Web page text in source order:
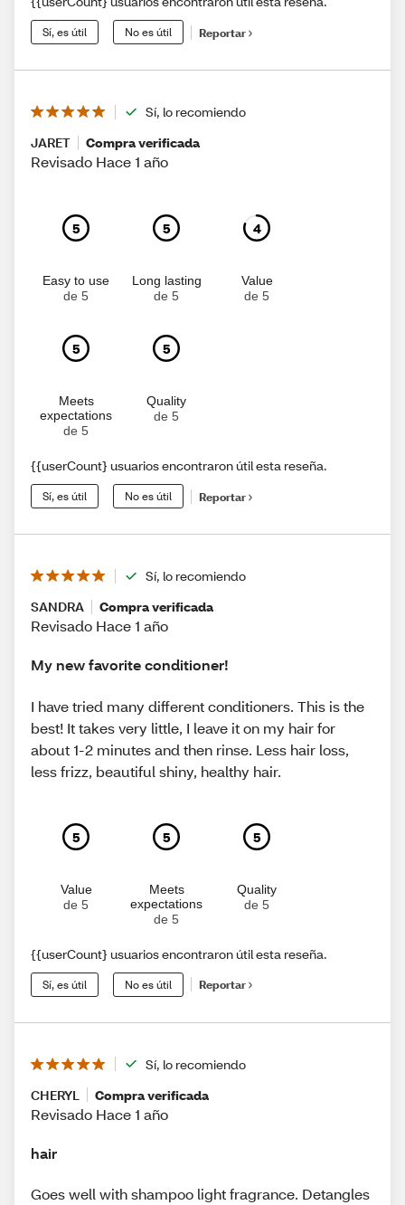
Sí, es útil No es útil Reportar
Sí, lo recomiendo
JARET
Compra verificada
Revisado Hace 1 año
5
Easy to use
de 5
5
Long lasting
de 5
4
Value
de 5
5
Meets
expectations
de 5
5
Quality
de 5
{{userCount} usuarios encontraron útil esta reseña.
Sí, es útil No es útil Reportar
Sí, lo recomiendo
SANDRA
Compra verificada
Revisado Hace 1 año
My new favorite conditioner!
I have tried many different conditioners. This is the
best! It takes very little, I leave it on my hair for
about 1-2 minutes and then rinse. Less hair loss,
less frizz, beautiful shiny, healthy hair.
5
Value
de 5
5
Meets
expectations
de 5
5
Quality
de 5
{{userCount} usuarios encontraron útil esta reseña.
Sí, es útil No es útil Reportar
Sí, lo recomiendo
CHERYL
Compra verificada
Revisado Hace 1 año
hair
Goes well with shampoo light fragrance. Detangles